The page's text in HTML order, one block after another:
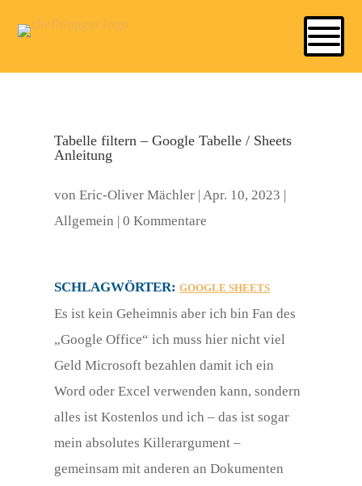
Tabelle filtern – Google Tabelle / Sheets
Anleitung
vonEric-Oliver Mächler |Apr. 10, 2023 |
Allgemein |0 Kommentare
SCHLAGWÖRTER:GOOGLE SHEETS
Es ist kein Geheimnis aber ich bin Fan des
„Google Office“ ich muss hier nicht viel
Geld Microsoft bezahlen damit ich ein
Word oder Excel verwenden kann, sondern
alles ist Kostenlos und ich – das ist sogar
mein absolutes Killerargument –
gemeinsam mit anderen an Dokumenten